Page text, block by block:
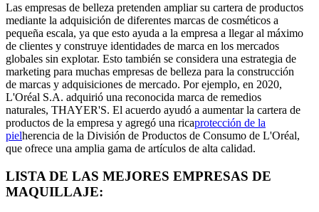
Las empresas de belleza pretenden ampliar su cartera de productos
mediante la adquisición de diferentes marcas de cosméticos a
pequeña escala, ya que esto ayuda a la empresa a llegar al máximo
de clientes y construye identidades de marca en los mercados
globales sin explotar. Esto también se considera una estrategia de
marketing para muchas empresas de belleza para la construcción
de marcas y adquisiciones de mercado. Por ejemplo, en 2020,
L'Oréal S.A. adquirió una reconocida marca de remedios
naturales, THAYER'S. El acuerdo ayudó a aumentar la cartera de
productos de la empresa y agregó una ricaprotección de la
pielherencia de la División de Productos de Consumo de L'Oréal,
que ofrece una amplia gama de artículos de alta calidad.
LISTA DE LAS MEJORES EMPRESAS DE
MAQUILLAJE: